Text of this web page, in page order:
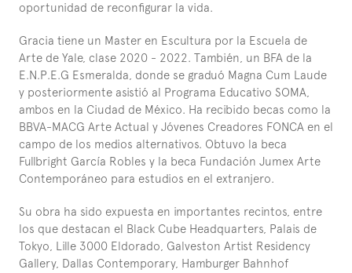
oportunidad de reconfigurar la vida.
Gracia tiene un Master en Escultura por la Escuela de
Arte de Yale, clase 2020 - 2022. También, un BFA de la
E.N.P.E.G Esmeralda, donde se graduó Magna Cum Laude
y posteriormente asistió al Programa Educativo SOMA,
ambos en la Ciudad de México. Ha recibido becas como la
BBVA-MACG Arte Actual y Jóvenes Creadores FONCA en el
campo de los medios alternativos. Obtuvo la beca
Fullbright García Robles y la beca Fundación Jumex Arte
Contemporáneo para estudios en el extranjero.
Su obra ha sido expuesta en importantes recintos, entre
los que destacan el Black Cube Headquarters, Palais de
Tokyo, Lille 3000 Eldorado, Galveston Artist Residency
Gallery, Dallas Contemporary, Hamburger Bahnhof